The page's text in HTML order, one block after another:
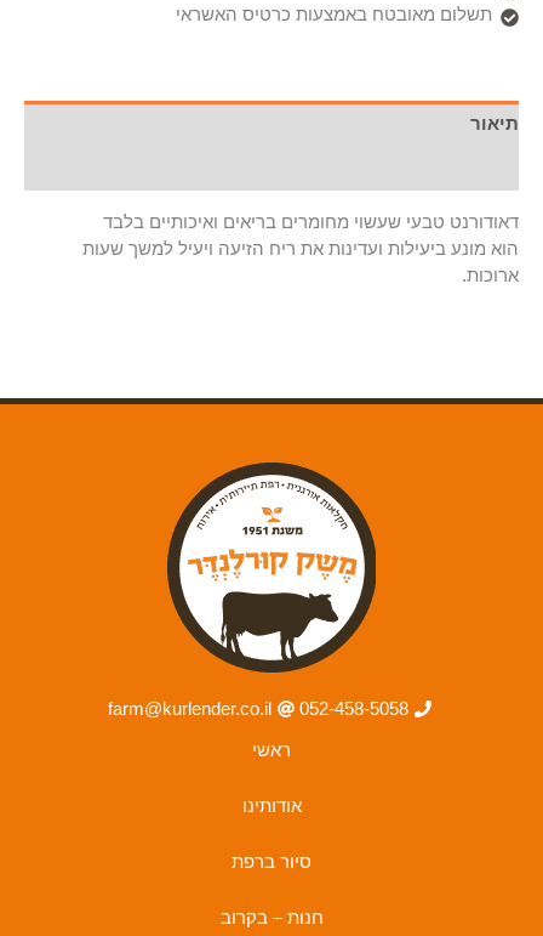
תשלום מאובטח באמצעות כרטיס האשראי
תיאור
דאודורנט טבעי שעשוי מחומרים בריאים ואיכותיים בלבד
הוא מונע ביעילות ועדינות את ריח הזיעה ויעיל למשך שעות
ארוכות.
052-458-5058
farm@kurlender.co.il
ראשי
אודותינו
סיור ברפת
חנות – בקרוב